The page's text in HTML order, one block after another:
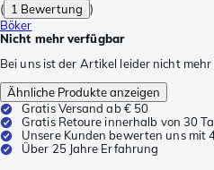
( 1 Bewertung )
Böker
Nicht mehr verfügbar
Bei uns ist der Artikel leider nicht
Ähnliche Produkte anzeigen
Gratis Versand ab € 50
Gratis Retoure innerhalb von 30
Unsere Kunden bewerten uns mit
Über 25 Jahre Erfahrung